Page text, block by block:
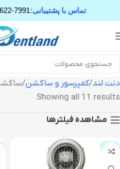
تماس با پشتیبانی:7991
دنت لند کمپرسور و ساکشن
Showing all 11 results
مشاهده فیلترها
حراج